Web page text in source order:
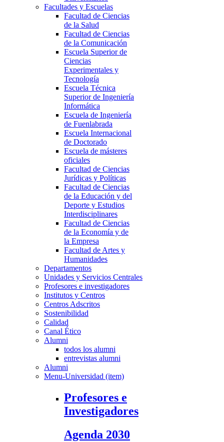
Facultades y Escuelas
Facultad de Ciencias
de la Salud
Facultad de Ciencias
de la Comunicación
Escuela Superior de
Ciencias
Experimentales y
Tecnología
Escuela Técnica
Superior de Ingeniería
Informática
Escuela de Ingeniería
de Fuenlabrada
Escuela Internacional
de Doctorado
Escuela de másteres
oficiales
Facultad de Ciencias
Jurídicas y Políticas
Facultad de Ciencias
de la Educación y del
Deporte y Estudios
Interdisciplinares
Facultad de Ciencias
de la Economía y de
la Empresa
Facultad de Artes y
Humanidades
Departamentos
Unidades y Servicios Centrales
Profesores e investigadores
Institutos y Centros
Centros Adscritos
Sostenibilidad
Calidad
Canal Ético
Alumni
todos los alumni
entrevistas alumni
Alumni
Menu-Universidad (item)
Profesores e
Investigadores
Agenda 2030